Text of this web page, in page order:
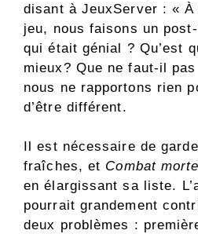
disant à JeuxServer : «
jeu, nous faisons un
qui était génial ? Qu’est
mieux? Que ne faut-il
nous ne rapportons rien
d’être différent.
Il est nécessaire de
fraîches, et Combat
en élargissant sa liste.
pourrait grandement
deux problèmes :